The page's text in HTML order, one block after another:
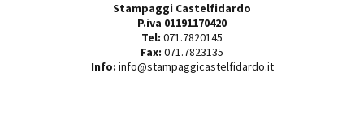
Stampaggi Castelfidardo
P.iva 01191170420
Tel: 071.7820145
Fax: 071.7823135
Info: info@stampaggicastelfidardo.it